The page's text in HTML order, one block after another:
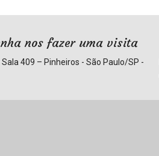
nos fazer uma visita
Sala 409 – Pinheiros - São Paulo/SP -